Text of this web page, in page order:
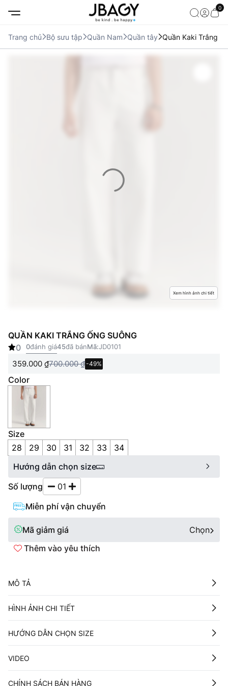
0
Trang chủ Bộ sưu tập Quần Nam Quần tây Quần Kaki Trắng
Xem hình ảnh chi tiết
QUẦN KAKI TRẮNG ỐNG SUÔNG
0
0đánh giá45đã bánMã:JD0101
359.000 ₫700.000₫-49%
Color
Size
28
29 30 31 32 33
34
Hướng dẫn chọn size
Số lượng
01
Miễn phí vận chuyển
Mã giảm giá
Chọn
Thêm vào yêu thích
MÔ TẢ
HÌNH ẢNH CHI TIẾT
HƯỚNG DẪN CHỌN SIZE
VIDEO
CHÍNH SÁCH BÁN HÀNG